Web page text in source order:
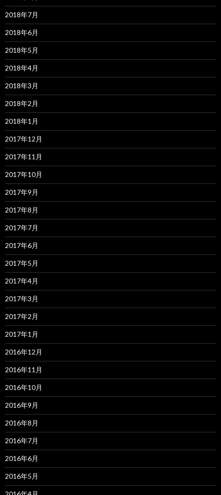
2018年7月
2018年6月
2018年5月
2018年4月
2018年3月
2018年2月
2018年1月
2017年12月
2017年11月
2017年10月
2017年9月
2017年8月
2017年7月
2017年6月
2017年5月
2017年4月
2017年3月
2017年2月
2017年1月
2016年12月
2016年11月
2016年10月
2016年9月
2016年8月
2016年7月
2016年6月
2016年5月